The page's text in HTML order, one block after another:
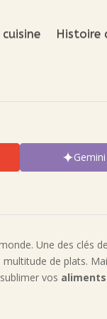
Histoire
Gemini
Une des clés
de plats.
vos aliments